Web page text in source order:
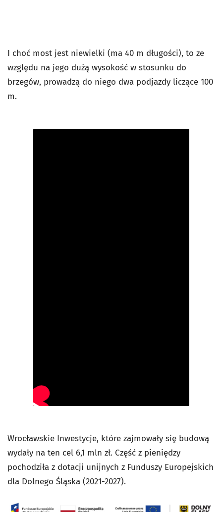
I choć most jest niewielki (ma 40 m długości), to ze
względu na jego dużą wysokość w stosunku do
brzegów, prowadzą do niego dwa podjazdy liczące 100
m.
Wrocławskie Inwestycje, które zajmowały się budową
wydały na ten cel 6,1 mln zł. Część z pieniędzy
pochodziła z dotacji unijnych z Funduszy Europejskich
dla Dolnego Śląska (2021-2027).